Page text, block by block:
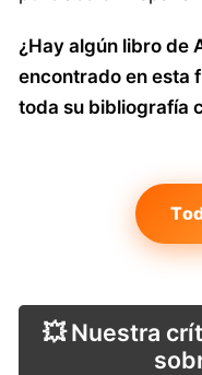
¿Hay algún libro de
encontrado en esta
toda su bibliografía
💥 Nuestra